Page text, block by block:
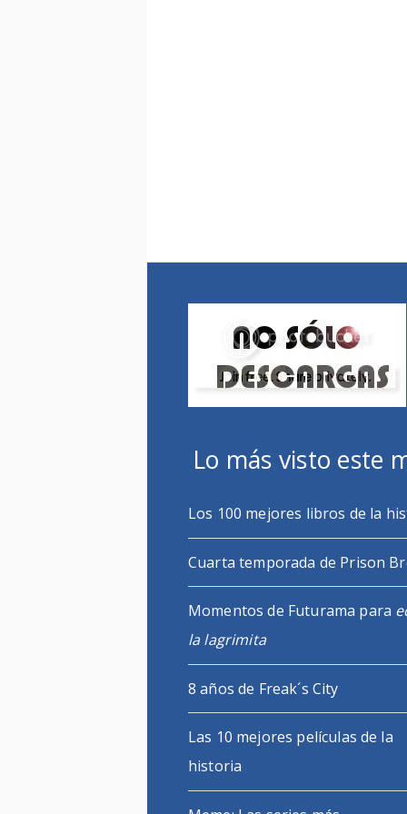
Lo más visto este
Los 100 mejores libros de la
Cuarta temporada de Prison
Momentos de Futurama para
la lagrimita
8 años de Freak´s City
Las 10 mejores películas de la
historia